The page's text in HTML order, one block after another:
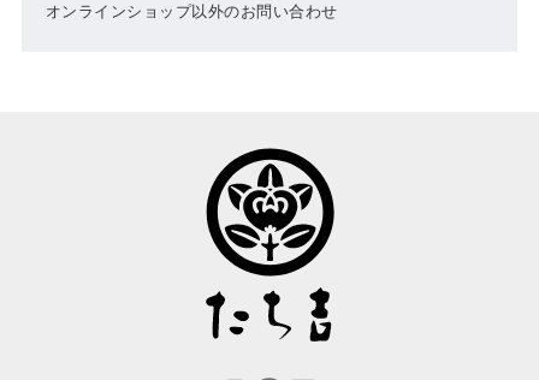
オンラインショップ以外のお問い合わせ